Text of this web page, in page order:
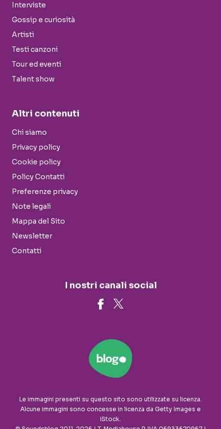
Interviste
Gossip e curiosità
Artisti
Testi canzoni
Tour ed eventi
Talent show
Altri contenuti
Chi siamo
Privacy policy
Cookie policy
Policy Contatti
Preferenze privacy
Note legali
Mappa del Sito
Newsletter
Contatti
I nostri canali social
Le immagini presenti su questo sito sono utilizzate su licenza.
Alcune immagini sono concesse in licenza da Getty Images e
iStock.